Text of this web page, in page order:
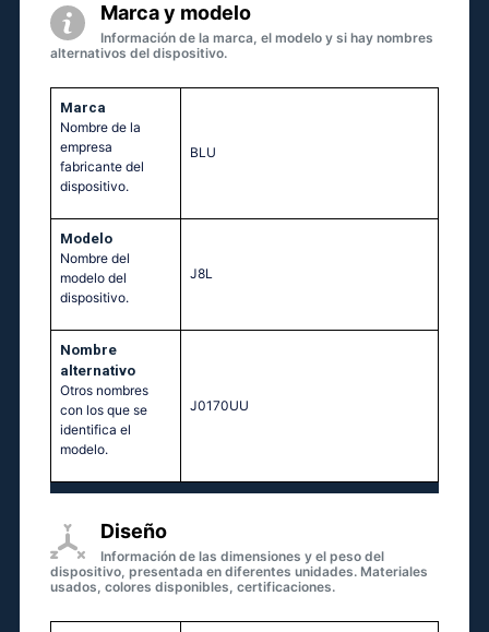
Marca y modelo
Información de la marca, el modelo y si hay nombres
alternativos del dispositivo.
Marca
Nombre de la
empresa
fabricante del
dispositivo.
BLU
Modelo
Nombre del
modelo del
dispositivo.
J8L
Nombre
alternativo
Otros nombres
con los que se
identifica el
modelo.
J0170UU
Diseño
Información de las dimensiones y el peso del
dispositivo, presentada en diferentes unidades. Materiales
usados, colores disponibles, certificaciones.